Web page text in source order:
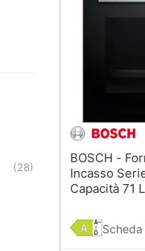
(28)
BOSCH - Forno Elettrico da
Incasso
Capacità 71
Colore Nero,
inossidabile